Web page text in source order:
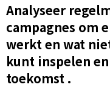
Analyseer
campagnes om
werkt en wat
kunt inspelen
toekomst .